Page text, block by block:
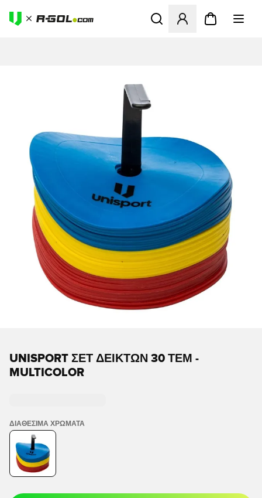
Ανοίγει ένα Modal για να
UNISPORT ΣΕΤ ΔΕΙΚΤΏΝ 30 ΤΕΜ -
MULTICOLOR
ΔΙΑΘΈΣΙΜΑ ΧΡΏΜΑΤΑ